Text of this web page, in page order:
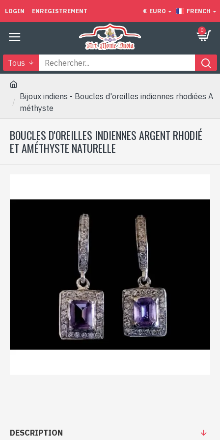
LOGIN ENREGISTREMENT € EURO FRENCH
0
Tous
Bijoux indiens - Boucles d'oreilles indiennes rhodiées A
méthyste
BOUCLES D'OREILLES INDIENNES ARGENT RHODIÉ
ET AMÉTHYSTE NATURELLE
DESCRIPTION